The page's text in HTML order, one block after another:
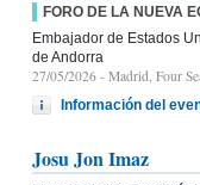
FORO DE LA NUEVA
Embajador de Estados
de Andorra
27/05/2026 - Madrid, Four
Información del
Josu Jon Imaz